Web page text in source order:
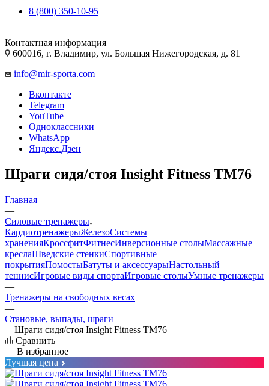
8 (800) 350-10-95
Контактная информация
600016, г. Владимир, ул. Большая Нижегородская, д. 81
info@mir-sporta.com
Вконтакте
Telegram
YouTube
Одноклассники
WhatsApp
Яндекс.Дзен
Шраги сидя/стоя Insight Fitness TM76
Главная
—
Силовые тренажеры
КардиотренажерыЖелезоСистемы
храненияКроссфитФитнесИнверсионные столыМассажные
креслаШведские стенкиСпортивные
покрытияПомостыБатуты и аксессуарыНастольный
теннисИгровые виды спортаИгровые столыУмные тренажеры
—
Тренажеры на свободных весах
—
Становые, выпады, шраги
—Шраги сидя/стоя Insight Fitness TM76
Сравнить
В избранное
Лучшая цена